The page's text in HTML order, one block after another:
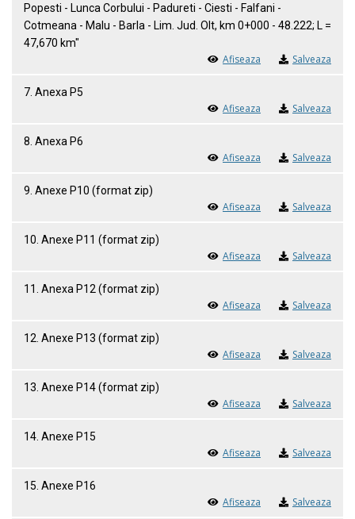
Popesti - Lunca Corbului - Padureti - Ciesti - Falfani -
Cotmeana - Malu - Barla - Lim. Jud. Olt, km 0+000 - 48.222; L =
47,670 km"
Afiseaza Salveaza
7. Anexa P5
Afiseaza Salveaza
8. Anexa P6
Afiseaza Salveaza
9. Anexe P10 (format zip)
Afiseaza Salveaza
10. Anexe P11 (format zip)
Afiseaza Salveaza
11. Anexa P12 (format zip)
Afiseaza Salveaza
12. Anexe P13 (format zip)
Afiseaza Salveaza
13. Anexe P14 (format zip)
Afiseaza Salveaza
14. Anexe P15
Afiseaza Salveaza
15. Anexe P16
Afiseaza Salveaza